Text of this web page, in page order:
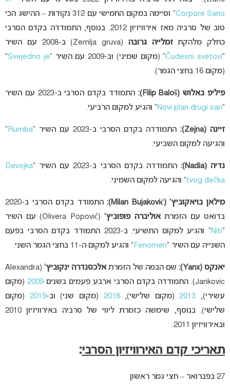
Corpore Sano
” וסיימה במקום החמישי עם 312 נקודות – ההישג הכי
טוב של סרביה מאז אירוויזיון 2012. בנוסף, התמודדה בקדם הסרבי
כחלק מלהקתזמלייה גרובה
(Zemlja gruva) ב-2008 עם השיר
“
Čudesni svetovi” (מקום שמיני) וב-2009 עם השיר “ Svejedno je
”
(מקום 16 בחצי הגמר).
פיליפ באלוש (Filip Baloš):
התמודד בקדם הסרבי ב-2023 עם השיר
“
Novi plan drugi san” והגיע למקום הרביעי.
זיינה (Zejna): התמודדה בקדם הסרבי ב-2023 עם השיר “ Rumba
”
והגיעה למקום השביעי.
נדיה (Nadia): התמודדה בקדם הסרבי ב-2023 עם השיר “
Devojka
tvog dečka” והגיעה למקום השמיני.
מילאן בויאקוביץ’ (Milan Bujaković):
התמודד בקדם הסרבי ב-2020
בדואט עם הזמרתאוליברה פופוביץ’
(Olivera Popović) עם השיר
“
Niti
” והגיע למקום התשיעי. ב-2023 התמודד בקדם הסרבי בפעם
השנייה עם השיר “Fenomen” והגיע למקום ה-11 בחצי הגמר השני.
יאנקס (Yanx): שם הבמה של הזמרתאלכסנדרה ינקוביץ’ (Alexandra
Jankovic). התמודדה בקדם הסרבי ארבע פעמים בשנים
2009 (מקום
עשירי), 2013(מקום שלישי),2018 (מקום שני) וב-2019 (מקום
שלישי). בנוסף, שימשה כזמרת ליווי של סרביה באירוויזיון 2010
ובאירוויזיון 2011.
תאריכי קדם האירוויזיון הסרבי:
27 בפברואר – חצי גמר ראשון